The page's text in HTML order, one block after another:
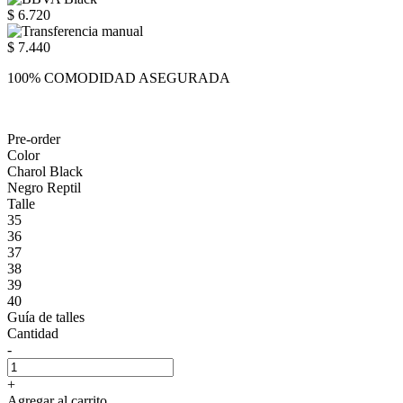
$ 6.720
$ 7.440
100% COMODIDAD ASEGURADA
Pre-order
Color
Charol Black
Negro Reptil
Talle
35
36
37
38
39
40
Guía de talles
Cantidad
-
+